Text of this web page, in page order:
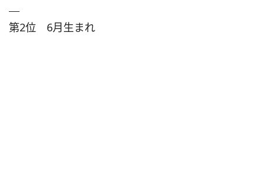
第2位 6月生まれ